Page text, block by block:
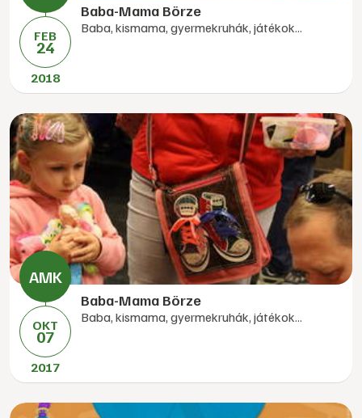
FEB
24
2018
Baba-Mama Börze
Baba, kismama, gyermekruhák, játékok...
OKT
07
2017
Baba-Mama Börze
Baba, kismama, gyermekruhák, játékok...